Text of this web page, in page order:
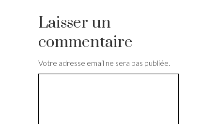
Laisser un
commentaire
Votre adresse email ne sera pas publiée.